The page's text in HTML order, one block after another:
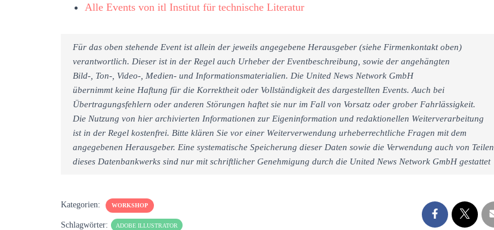
Alle Events von itl Institut für technische Literatur
Für das oben stehende Event ist allein der jeweils angegebene Herausgeber (siehe Firmenkontakt oben)
verantwortlich. Dieser ist in der Regel auch Urheber der Eventbeschreibung, sowie der angehängten
Bild-, Ton-, Video-, Medien- und Informationsmaterialien. Die United News Network GmbH
übernimmt keine Haftung für die Korrektheit oder Vollständigkeit des dargestellten Events. Auch bei
Übertragungsfehlern oder anderen Störungen haftet sie nur im Fall von Vorsatz oder grober Fahrlässigkeit.
Die Nutzung von hier archivierten Informationen zur Eigeninformation und redaktionellen Weiterverarbeitung
ist in der Regel kostenfrei. Bitte klären Sie vor einer Weiterverwendung urheberrechtliche Fragen mit dem
angegebenen Herausgeber. Eine systematische Speicherung dieser Daten sowie die Verwendung auch von Teilen
dieses Datenbankwerks sind nur mit schriftlicher Genehmigung durch die United News Network GmbH gestattet
Kategorien: WORKSHOP
Schlagwörter: ADOBE ILLUSTRATOR